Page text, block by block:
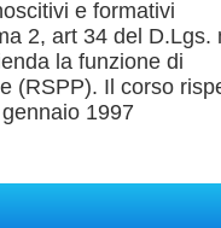
e formativi
2, art 34 del D.Lgs.
la funzione di
(RSPP). Il corso
1997